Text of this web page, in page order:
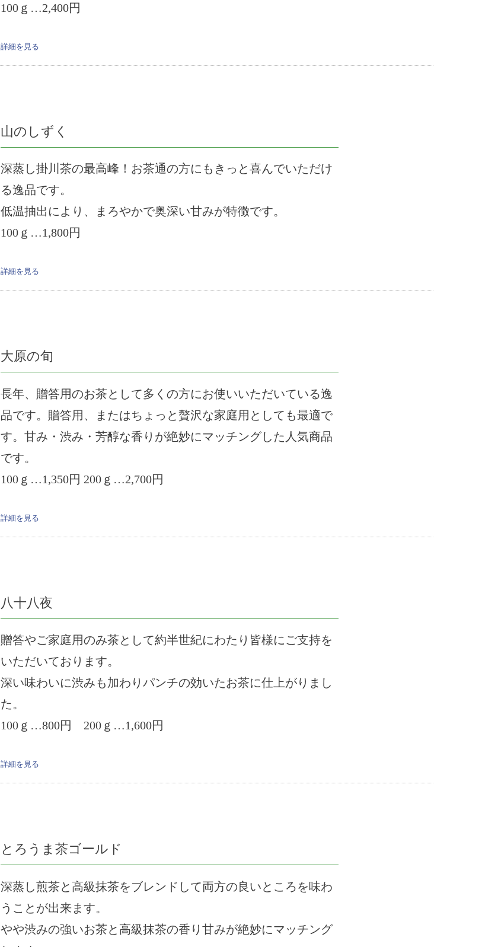
100ｇ…2,400円
詳細を見る
山のしずく
深蒸し掛川茶の最高峰！お茶通の方にもきっと喜んでいただけ
る逸品です。
低温抽出により、まろやかで奥深い甘みが特徴です。
100ｇ…1,800円
詳細を見る
大原の旬
長年、贈答用のお茶として多くの方にお使いいただいている逸
品です。贈答用、またはちょっと贅沢な家庭用としても最適で
す。甘み・渋み・芳醇な香りが絶妙にマッチングした人気商品
です。
100ｇ…1,350円 200ｇ…2,700円
詳細を見る
八十八夜
贈答やご家庭用のみ茶として約半世紀にわたり皆様にご支持を
いただいております。
深い味わいに渋みも加わりパンチの効いたお茶に仕上がりまし
た。
100ｇ…800円 200ｇ…1,600円
詳細を見る
とろうま茶ゴールド
深蒸し煎茶と高級抹茶をブレンドして両方の良いところを味わ
うことが出来ます。
やや渋みの強いお茶と高級抹茶の香り甘みが絶妙にマッチング